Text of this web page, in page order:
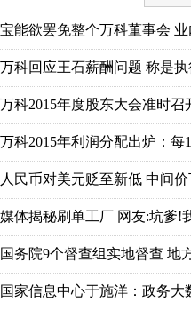
宝能欲罢免整个万科董事会
万科回应王石薪酬问题 称是
万科2015年度股东大会准时召
万科2015年利润分配出炉：每
人民币对美元贬至新低 中间价
媒体揭秘刷单工厂 网友:坑爹!
国务院9个督查组实地督查 地
国家信息中心于施洋：政务大